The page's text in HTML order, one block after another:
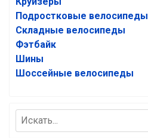
Подростковые велосипеды
Складные велосипеды
Фэтбайк
Шины
Шоссейные велосипеды